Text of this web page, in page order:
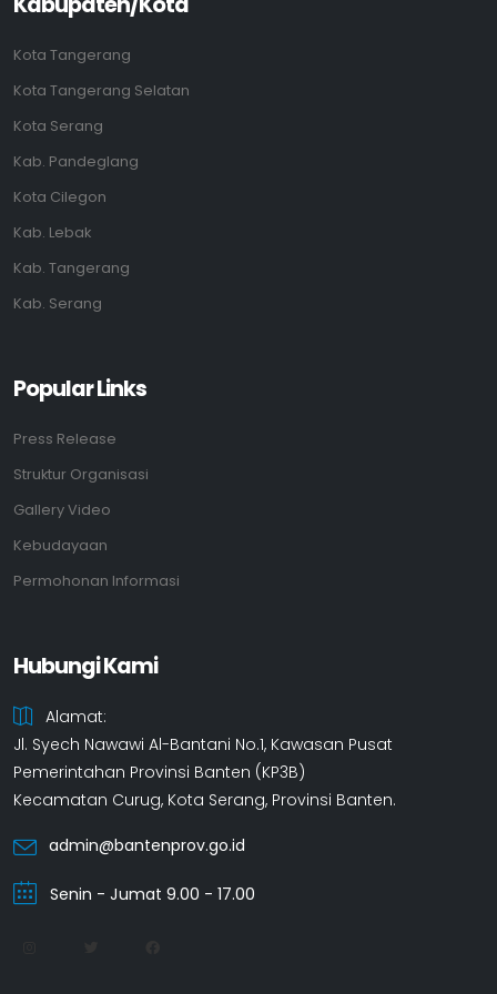
Kota Tangerang
Kota Tangerang Selatan
Kota Serang
Kab. Pandeglang
Kota Cilegon
Kab. Lebak
Kab. Tangerang
Kab. Serang
Popular Links
Press Release
Struktur Organisasi
Gallery Video
Kebudayaan
Permohonan Informasi
Hubungi Kami
Alamat:
Jl. Syech Nawawi Al-Bantani No.1, Kawasan Pusat
Pemerintahan Provinsi Banten (KP3B)
Kecamatan Curug, Kota Serang, Provinsi Banten.
admin@bantenprov.go.id
Senin - Jumat 9.00 - 17.00